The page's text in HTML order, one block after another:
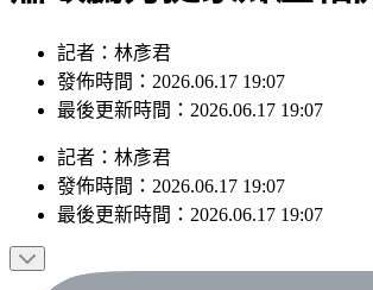
記者：林彥君
發佈時間：2026.06.17 19:07
最後更新時間：2026.06.17 19:07
記者 ： 林彥君
發佈時間： 2026.06.17 19:07
最後更新時間： 2026.06.17 19:07